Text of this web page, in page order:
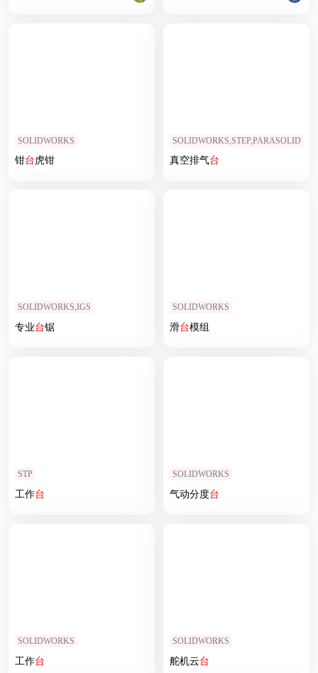
SOLIDWORKS
钳台虎钳
SOLIDWORKS,STEP,PARASOLID
真空排气台
SOLIDWORKS,IGS
专业台锯
SOLIDWORKS
滑台模组
STP
工作台
SOLIDWORKS
气动分度台
SOLIDWORKS
工作台
SOLIDWORKS
舵机云台